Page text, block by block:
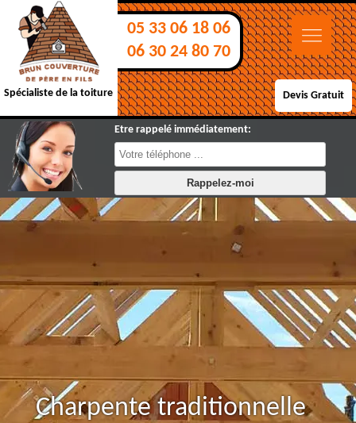
Spécialiste de la toiture
05 33 06 18 06
06 30 24 80 70
Devis Gratuit
Etre rappelé immédiatement:
Charpente traditionnelle